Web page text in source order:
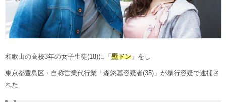
和歌山の高校3年の女子生徒(18)に「 壁ドン 」をし
東京都豊島区・自称営業代行業「森悠基容疑者(35)」が暴行容疑で逮捕さ
れた